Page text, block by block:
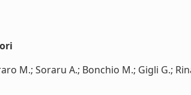
M.; Soraru A.; Bonchio M.; Gigli G.;